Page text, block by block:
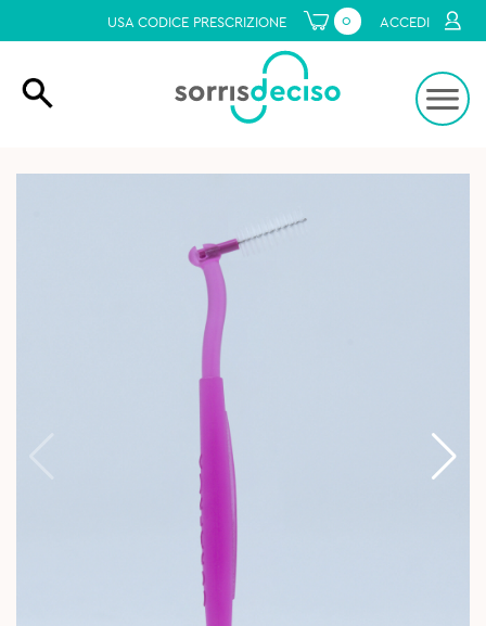
USA CODICE PRESCRIZIONE 0 ACCEDI